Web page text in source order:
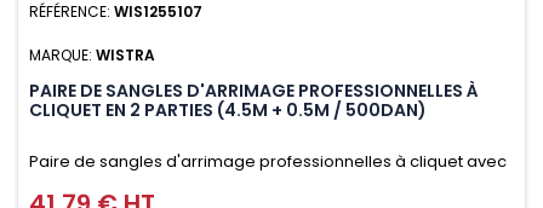
RÉFÉRENCE: WIS1255107
MARQUE: WISTRA
PAIRE DE SANGLES D'ARRIMAGE PROFESSIONNELLES À
CLIQUET EN 2 PARTIES (4.5M + 0.5M / 500DAN)
Paire de sangles d'arrimage professionnelles à cliquet avec
crochet en 2 parties (4.5M + 0.5M / 500daN), simple et rapide
Prix